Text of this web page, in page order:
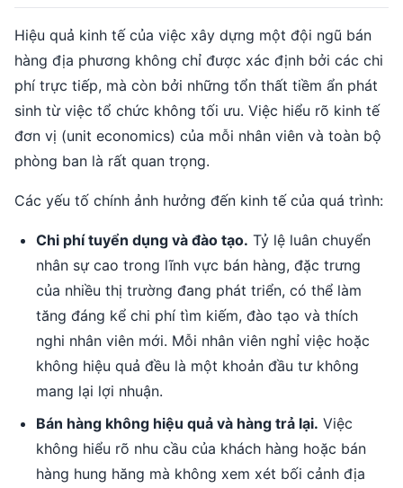
Hiệu quả kinh tế của việc xây dựng một đội ngũ bán
hàng địa phương không chỉ được xác định bởi các chi
phí trực tiếp, mà còn bởi những tổn thất tiềm ẩn phát
sinh từ việc tổ chức không tối ưu. Việc hiểu rõ kinh tế
đơn vị (unit economics) của mỗi nhân viên và toàn bộ
phòng ban là rất quan trọng.
Các yếu tố chính ảnh hưởng đến kinh tế của quá trình:
Chi phí tuyển dụng và đào tạo. Tỷ lệ luân chuyển
nhân sự cao trong lĩnh vực bán hàng, đặc trưng
của nhiều thị trường đang phát triển, có thể làm
tăng đáng kể chi phí tìm kiếm, đào tạo và thích
nghi nhân viên mới. Mỗi nhân viên nghỉ việc hoặc
không hiệu quả đều là một khoản đầu tư không
mang lại lợi nhuận.
Bán hàng không hiệu quả và hàng trả lại. Việc
không hiểu rõ nhu cầu của khách hàng hoặc bán
hàng hung hăng mà không xem xét bối cảnh địa